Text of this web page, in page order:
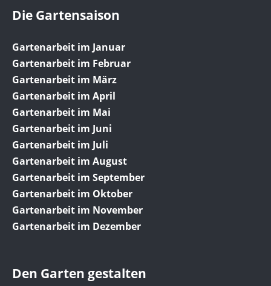
Die Gartensaison
Gartenarbeit im Januar
Gartenarbeit im Februar
Gartenarbeit im März
Gartenarbeit im April
Gartenarbeit im Mai
Gartenarbeit im Juni
Gartenarbeit im Juli
Gartenarbeit im August
Gartenarbeit im September
Gartenarbeit im Oktober
Gartenarbeit im November
Gartenarbeit im Dezember
Den Garten gestalten